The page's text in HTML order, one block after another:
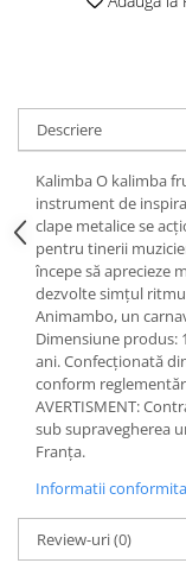
Descriere
Kalimba O kalimba
instrument de
clape metalice se
pentru tinerii
începe să aprecieze
dezvolte simțul
Animambo, un
Dimensiune produs:
ani. Confecționată
conform
AVERTISMENT:
sub supravegherea
Franța.
Informatii
Review-uri(0)